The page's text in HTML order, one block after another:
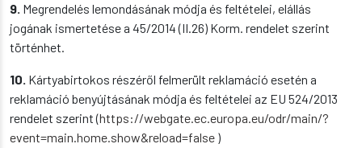
9. Megrendelés lemondásának módja és feltételei, elállás
jogának ismertetése a 45/2014 (II.26) Korm. rendelet szerint
történhet.
10. Kártyabirtokos részéről felmerült reklamáció esetén a
reklamáció benyújtásának módja és feltételei az EU 524/2013
rendelet szerint (https://webgate.ec.europa.eu/odr/main/?
event=main.home.show&reload=false )